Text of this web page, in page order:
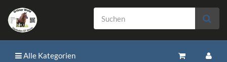
Alle Kategorien